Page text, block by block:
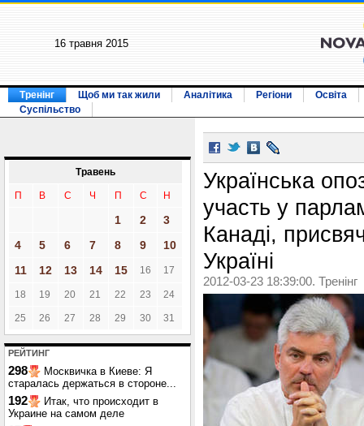
16 травня 2015
Тренінг Щоб ми так жили Аналітика Регіони
Освіта
Суспільство
Травень
П В С Ч П С Н
1 2
3
4
5 6 7 8 9
10
11
12 13 14 15 16 17
18 19 20 21 22 23 24
25 26 27 28 29 30 31
РЕЙТИНГ
298
Москвичка в Киеве: Я
старалась держаться в стороне...
192
Итак, что происходит в
Украине на самом деле
Українська
участь у
Канаді,
Україні
2012-03-23 18:39:00. Тренінг